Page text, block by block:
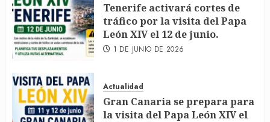
Tenerife activará cortes de
tráfico por la visita del Papa
León XIV el 12 de junio.
1 DE JUNIO DE 2026
Actualidad
Gran Canaria se prepara para
la visita del Papa León XIV el